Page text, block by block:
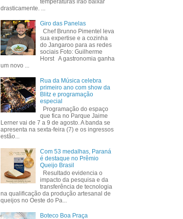
temperaturas irão baixar
drasticamente. ...
Giro das Panelas
Chef Brunno Pimentel leva
sua expertise e a cozinha
do Jangaroo para as redes
sociais Foto: Guilherme
Horst A gastronomia ganha
um novo ...
Rua da Música celebra
primeiro ano com show da
Blitz e programação
especial
Programação do espaço
que fica no Parque Jaime
Lerner vai de 7 a 9 de agosto. A banda se
apresenta na sexta-feira (7) e os ingressos
estão...
Com 53 medalhas, Paraná
é destaque no Prêmio
Queijo Brasil
Resultado evidencia o
impacto da pesquisa e da
transferência de tecnologia
na qualificação da produção artesanal de
queijos no Oeste do Pa...
Boteco Boa Praça